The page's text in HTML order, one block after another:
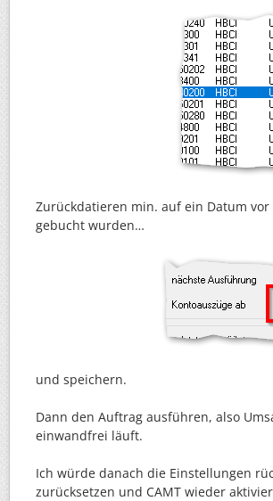
Zurückdatieren min. auf ein Datum
gebucht wurden…
und speichern.
Dann den Auftrag ausführen, also
einwandfrei läuft.
Ich würde danach die Einstellungen
zurücksetzen und CAMT wieder